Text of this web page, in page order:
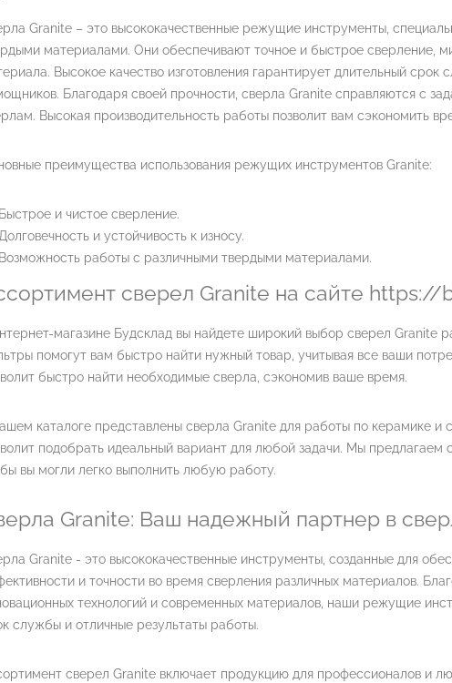
Granite – это высококачественные режущие инструменты,
материалами. Они обеспечивают точное и быстрое сверление,
Высокое качество изготовления гарантирует длительный срок
Благодаря своей прочности, сверла Granite справляются с
Высокая производительность работы позволит вам сэкономить
преимущества использования режущих инструментов Granite:
Быстрое и чистое сверление.
и устойчивость к износу.
Возможность работы с различными твердыми материалами.
сверел Granite на сайте https://
магазине Будсклад вы найдете широкий выбор сверел Granite
помогут вам быстро найти нужный товар, учитывая все ваши
быстро найти необходимые сверла, сэкономив ваше время.
каталоге представлены сверла Granite для работы по керамике и
подобрать идеальный вариант для любой задачи. Мы предлагаем
вы могли легко выполнить любую работу.
Granite: Ваш надежный партнер в
Granite - это высококачественные инструменты, созданные для
и точности во время сверления различных материалов.
технологий и современных материалов, наши режущие
службы и отличные результаты работы.
сверел Granite включает продукцию для профессионалов и